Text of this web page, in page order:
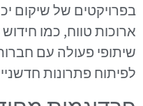
בפרויקטים של שיקום
ארוכות טווח, כמו
שיתופי פעולה עם
לפיתוח פתרונות